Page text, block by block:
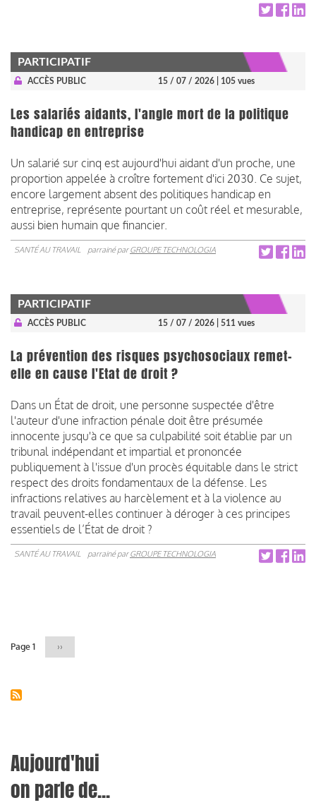
PARTICIPATIF
ACCÈS PUBLIC 15 / 07 / 2026 | 105 vues
Les salariés aidants, l'angle mort de la politique
handicap en entreprise
Un salarié sur cinq est aujourd'hui aidant d'un proche, une
proportion appelée à croître fortement d'ici 2030. Ce sujet,
encore largement absent des politiques handicap en
entreprise, représente pourtant un coût réel et mesurable,
aussi bien humain que financier.
SANTÉ AU TRAVAIL parrainé parGROUPE TECHNOLOGIA
PARTICIPATIF
ACCÈS PUBLIC 15 / 07 / 2026 | 511 vues
La prévention des risques psychosociaux remet-
elle en cause l'Etat de droit ?
Dans un État de droit, une personne suspectée d'être
l'auteur d'une infraction pénale doit être présumée
innocente jusqu'à ce que sa culpabilité soit établie par un
tribunal indépendant et impartial et prononcée
publiquement à l'issue d'un procès équitable dans le strict
respect des droits fondamentaux de la défense. Les
infractions relatives au harcèlement et à la violence au
travail peuvent-elles continuer à déroger à ces principes
essentiels de l’État de droit ?
SANTÉ AU TRAVAIL parrainé parGROUPE TECHNOLOGIA
Page 1
Page
››
Aujourd'hui
on parle de...